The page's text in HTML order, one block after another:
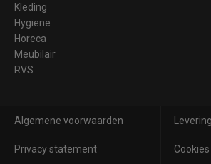
Kleding
Hygiene
Horeca
Meubilair
RVS
Algemene voorwaarden
Privacy statement Cookies